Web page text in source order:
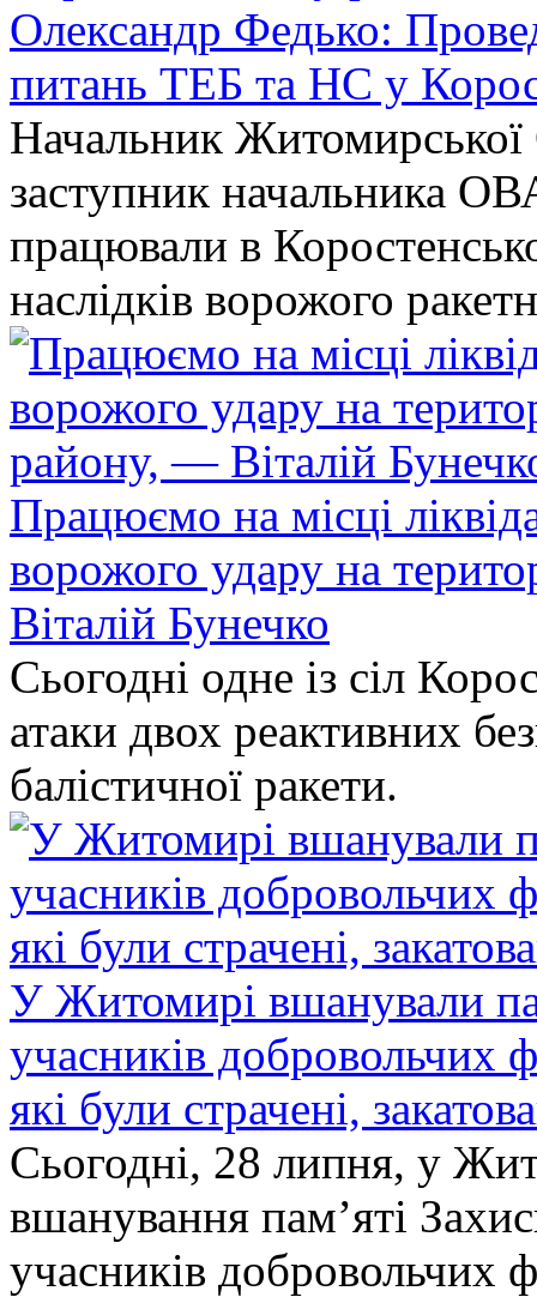
Олександр Федько:
питань ТЕБ та НС у
Начальник
заступник начальника
працювали в
наслідків ворожого
Працюємо на місці
ворожого удару на
Віталій Бунечко
Сьогодні одне із сіл
атаки двох реактивних
балістичної ракети.
У Житомирі вшанували
учасників добровольчих
які були страчені,
Сьогодні, 28 липня, у
вшанування пам’яті
учасників добровольчих